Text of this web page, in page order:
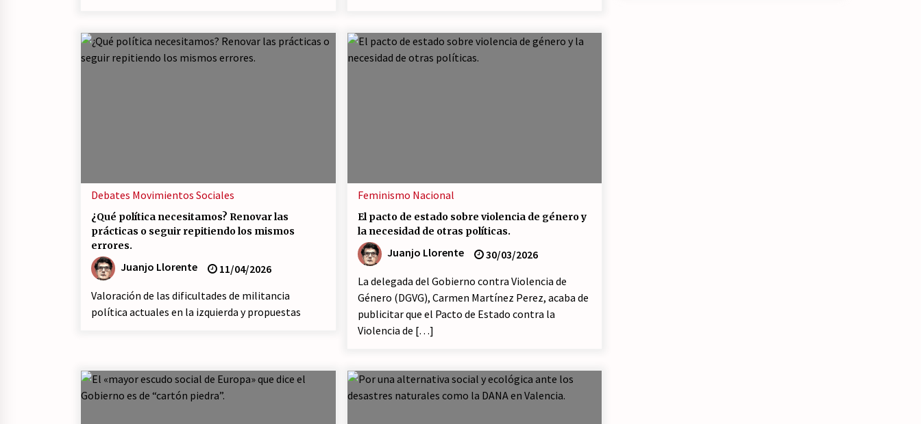
Debates Movimientos Sociales
¿Qué política necesitamos? Renovar las
prácticas o seguir repitiendo los mismos
errores.
Juanjo Llorente
11/04/2026
Valoración de las dificultades de militancia
política actuales en la izquierda y propuestas
Feminismo Nacional
El pacto de estado sobre violencia de género y
la necesidad de otras políticas.
Juanjo Llorente
30/03/2026
La delegada del Gobierno contra Violencia de
Género (DGVG), Carmen Martínez Perez, acaba de
publicitar que el Pacto de Estado contra la
Violencia de […]